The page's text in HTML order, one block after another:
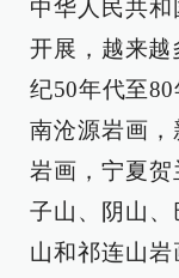
中华人民共
开展，越来越
纪50年代至
南沧源岩画
岩画，宁夏
子山、阴山
山和祁连山